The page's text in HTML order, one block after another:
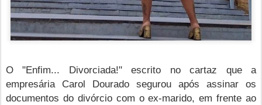
O "Enfim... Divorciada!" escrito no cartaz que a
empresária Carol Dourado segurou após assinar os
documentos do divórcio com o ex-marido, em frente ao